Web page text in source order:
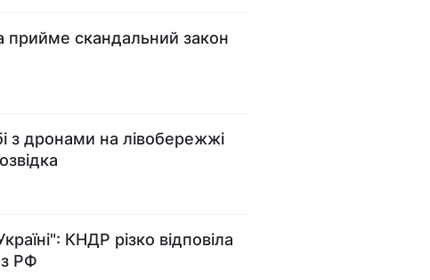
прийме скандальний закон
з дронами на лівобережжі
КНДР різко відповіла
з РФ